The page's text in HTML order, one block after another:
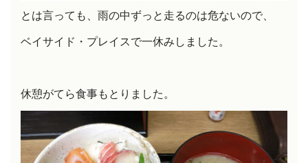
とは言っても、雨の中ずっと走るのは危ないので、
ベイサイド・プレイスで一休みしました。
休憩がてら食事もとりました。